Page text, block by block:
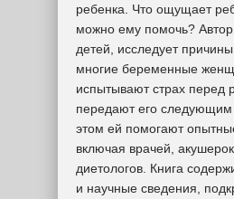
ребенка. Что ощущает
можно ему помочь?
детей, исследует
многие беременные
испытывают страх перед
передают его
этом ей помогают
включая врачей,
диетологов. Книга
и научные сведения,